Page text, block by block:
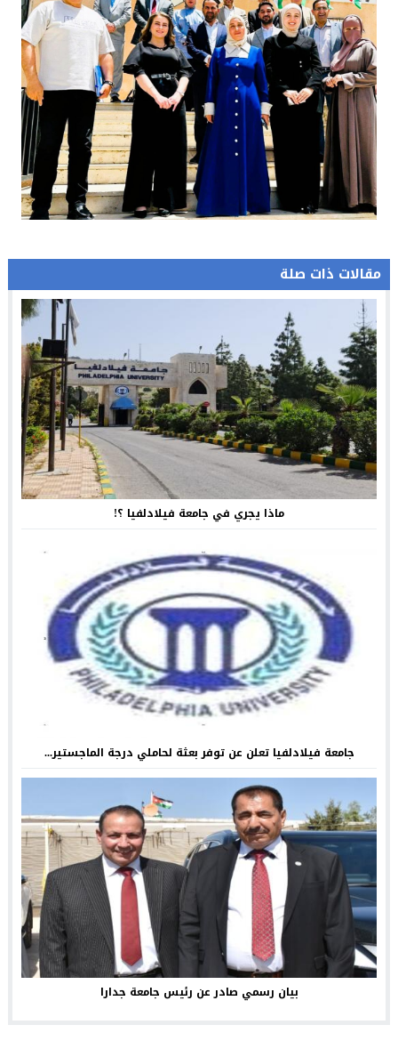
مقالات ذات صلة
ماذا يجري في جامعة فيلادلفيا ؟!
جامعة فيلادلفيا تعلن عن توفر بعثة لحاملي درجة الماجستير...
بيان رسمي صادر عن رئيس جامعة جدارا